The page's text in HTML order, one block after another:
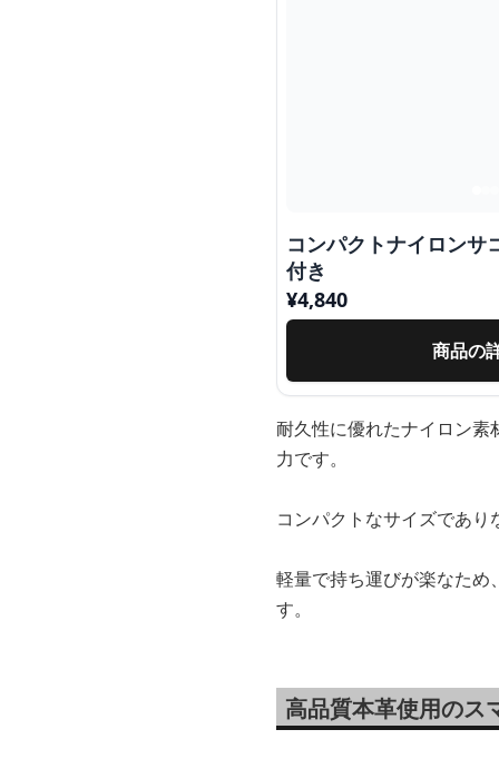
コンパクトナイロンサ
付き
¥4,840
商品の
耐久性に優れたナイロン
力です。
コンパクトなサイズであ
軽量で持ち運びが楽なた
す。
高品質本革使用のス